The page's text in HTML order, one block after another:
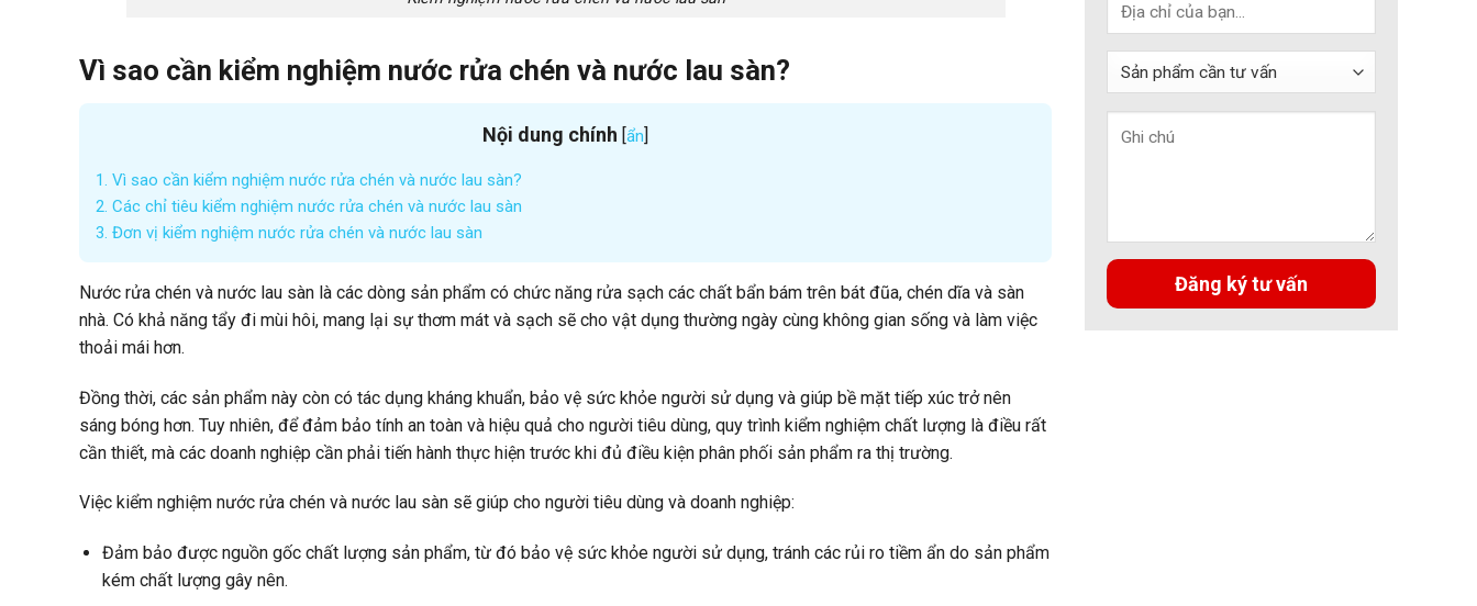
Vì sao cần kiểm nghiệm nước rửa chén và nước lau sàn?
Nội dung chính [ẩn]
1. Vì sao cần kiểm nghiệm nước rửa chén và nước lau sàn?
2. Các chỉ tiêu kiểm nghiệm nước rửa chén và nước lau sàn
3. Đơn vị kiểm nghiệm nước rửa chén và nước lau sàn
Nước rửa chén và nước lau sàn là các dòng sản phẩm có chức năng rửa sạch các chất bẩn bám trên bát đũa, chén dĩa và sàn
nhà. Có khả năng tẩy đi mùi hôi, mang lại sự thơm mát và sạch sẽ cho vật dụng thường ngày cùng không gian sống và làm việc
thoải mái hơn.
Đồng thời, các sản phẩm này còn có tác dụng kháng khuẩn, bảo vệ sức khỏe người sử dụng và giúp bề mặt tiếp xúc trở nên
sáng bóng hơn. Tuy nhiên, để đảm bảo tính an toàn và hiệu quả cho người tiêu dùng, quy trình kiểm nghiệm chất lượng là điều rất
cần thiết, mà các doanh nghiệp cần phải tiến hành thực hiện trước khi đủ điều kiện phân phối sản phẩm ra thị trường.
Việc kiểm nghiệm nước rửa chén và nước lau sàn sẽ giúp cho người tiêu dùng và doanh nghiệp:
Đảm bảo được nguồn gốc chất lượng sản phẩm, từ đó bảo vệ sức khỏe người sử dụng, tránh các rủi ro tiềm ẩn do sản phẩm
kém chất lượng gây nên.